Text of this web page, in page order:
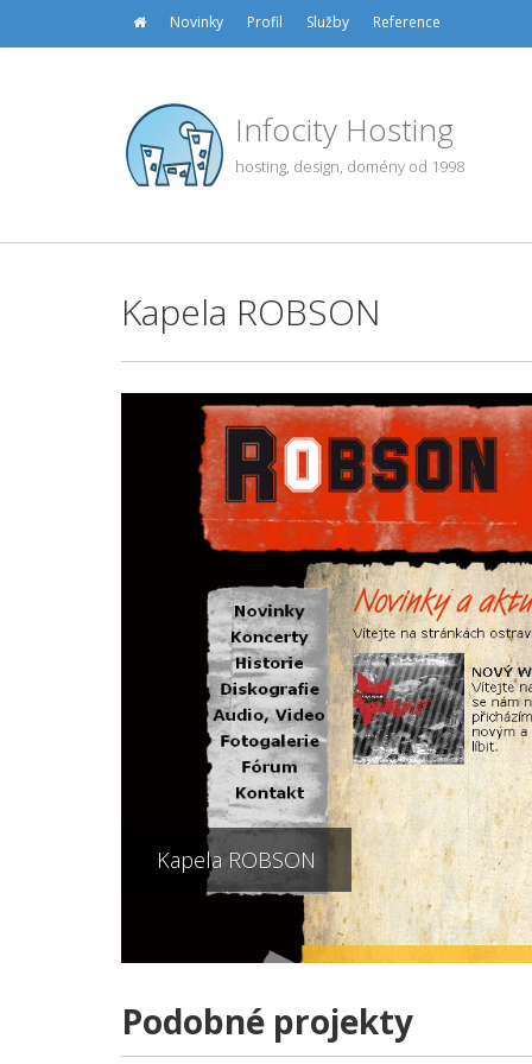
Novinky Profil Služby Reference
Infocity Hosting
hosting, design, domény od 1998
Kapela ROBSON
Kapela ROBSON
Podobné projekty